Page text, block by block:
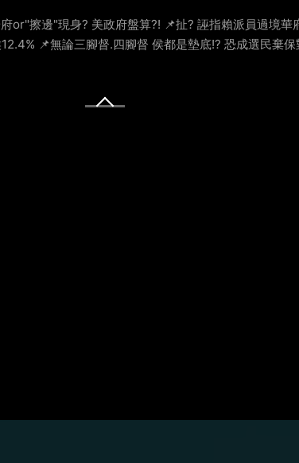
or"擦邊"現身? 美政府盤算?! 📌扯? 誣指賴派員過境
📌無論三腳督.四腳督 侯都是墊底!? 恐成選民棄